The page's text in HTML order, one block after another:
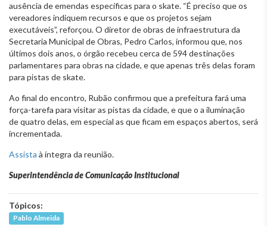
ausência de emendas específicas para o skate. “É preciso que os
vereadores indiquem recursos e que os projetos sejam
executáveis”, reforçou. O diretor de obras de infraestrutura da
Secretaria Municipal de Obras, Pedro Carlos, informou que, nos
últimos dois anos, o órgão recebeu cerca de 594 destinações
parlamentares para obras na cidade, e que apenas três delas foram
para pistas de skate.
Ao final do encontro, Rubão confirmou que a prefeitura fará uma
força-tarefa para visitar as pistas da cidade, e que o a iluminação
de quatro delas, em especial as que ficam em espaços abertos, será
incrementada.
Assista à íntegra da reunião.
Superintendência de Comunicação Institucional
Tópicos:
Pablo Almeida